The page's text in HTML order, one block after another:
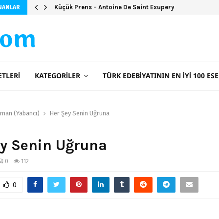
Küçük Prens – Antoine De Saint Exupery
KATEGORILER TÜRK EDEBIYATININ EN İYI 100
(Yabancı) Her Şey Senin Uğruna
Senin Uğruna
0 112
0